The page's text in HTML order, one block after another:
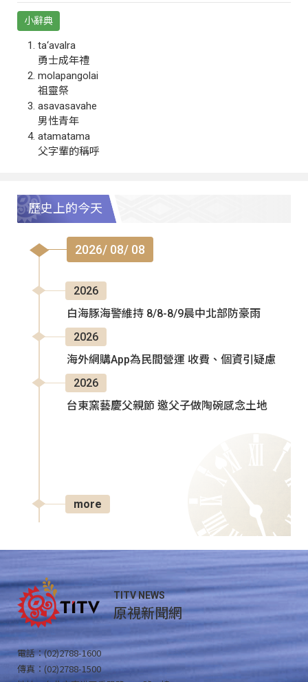
小辭典
ta‘avalra
勇士成年禮
molapangolai
祖靈祭
asavasavahe
男性青年
atamatama
父字輩的稱呼
歷史上的今天
2026/ 08/ 08
2026
白海豚海警維持 8/8-8/9晨中北部防豪雨
2026
海外網購App為民間營運 收費、個資引疑慮
2026
台東窯藝慶父親節 邀父子做陶碗感念土地
more
TITV NEWS
原視新聞網
電話：(02)2788-1600
傳真：(02)2788-1500